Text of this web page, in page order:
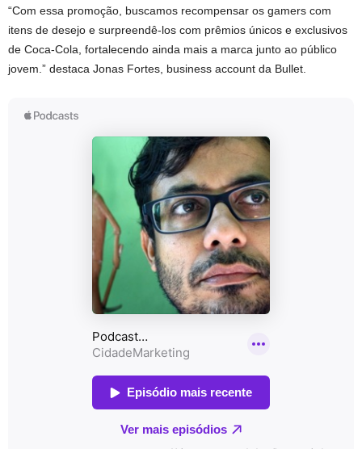
“Com essa promoção, buscamos recompensar os gamers com
itens de desejo e surpreendê-los com prêmios únicos e exclusivos
de Coca-Cola, fortalecendo ainda mais a marca junto ao público
jovem.” destaca Jonas Fortes, business account da Bullet.